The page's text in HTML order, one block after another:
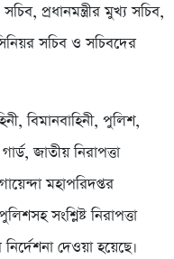
প্রধানমন্ত্রীর মুখ্য সচিব,
সচিব ও সচিবদের
বিমানবাহিনী, পুলিশ,
জাতীয় নিরাপত্তা
মহাপরিদপ্তর
সংশ্লিষ্ট নিরাপত্তা
দেওয়া হয়েছে।